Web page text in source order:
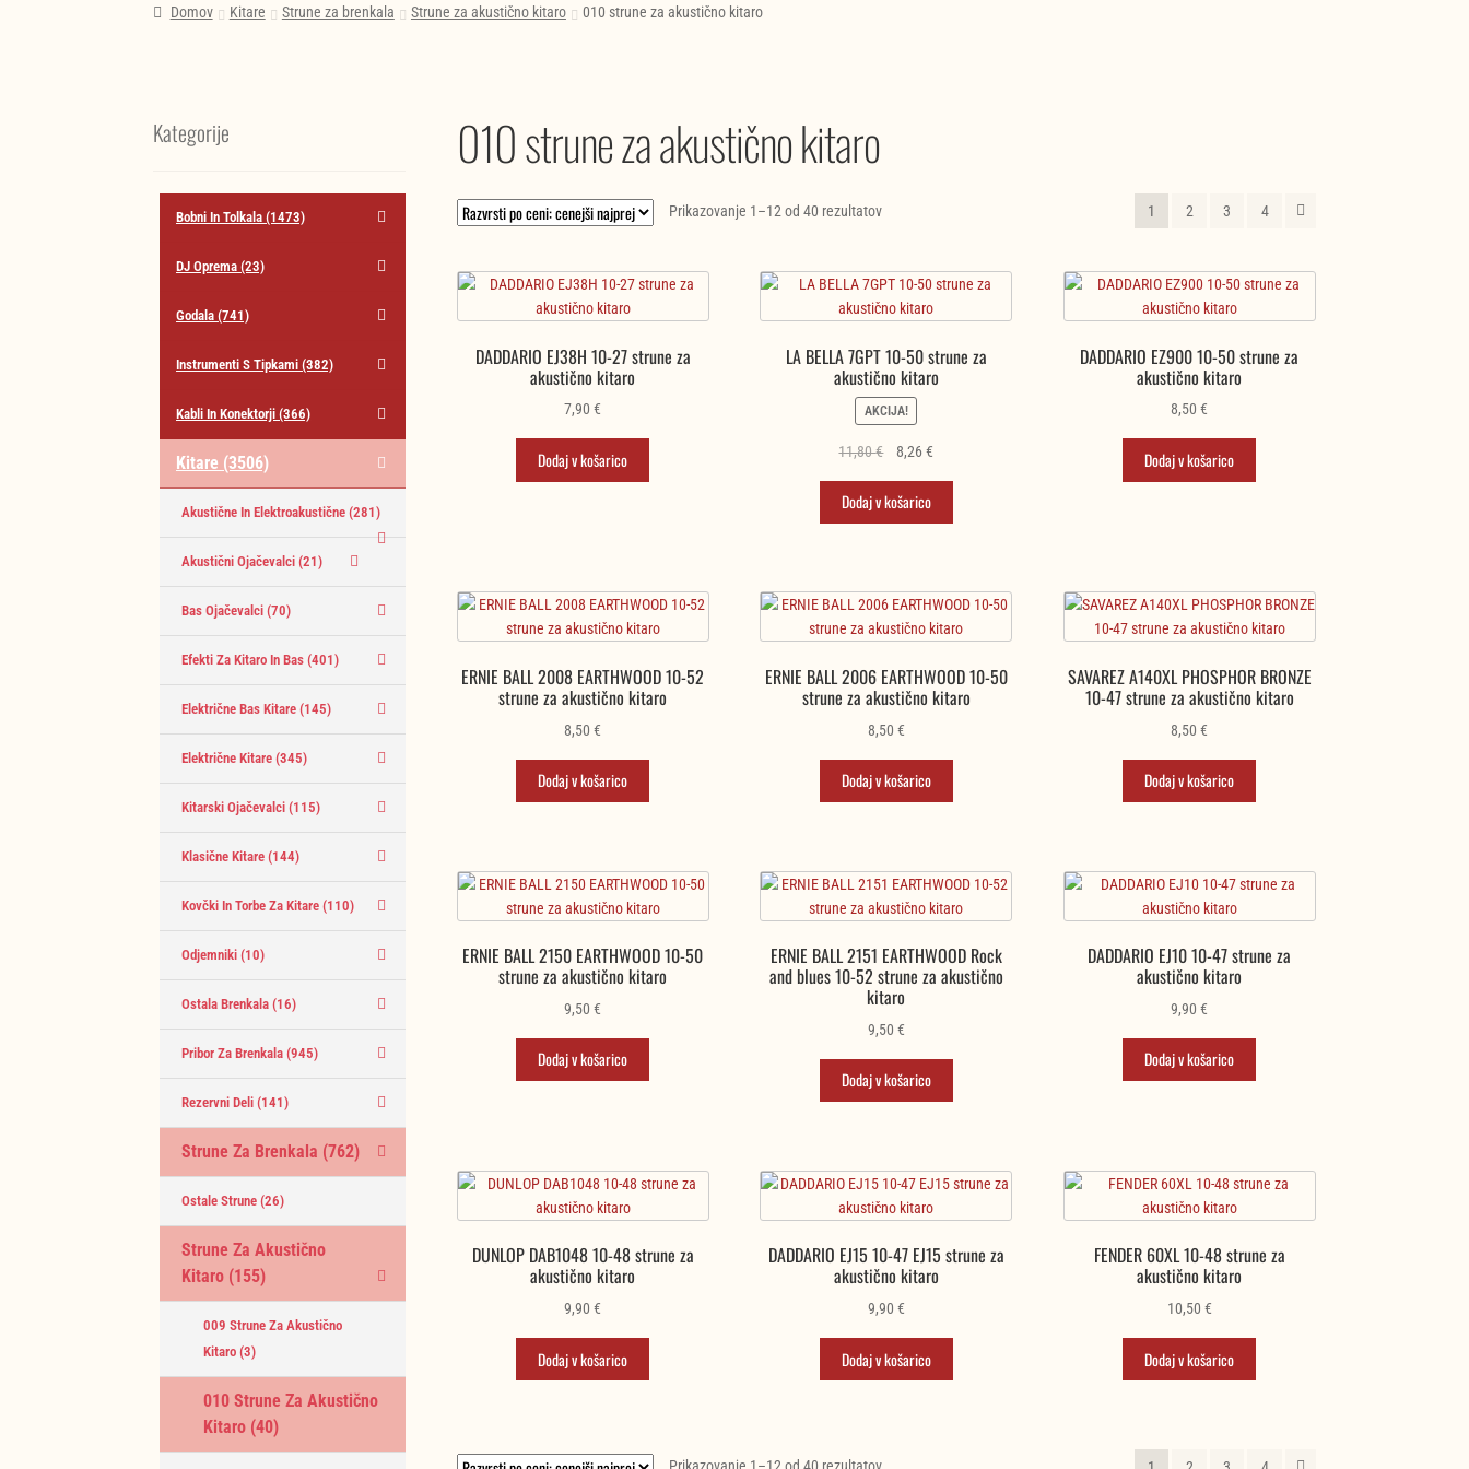
Domov Kitare Strune za brenkala Strune za akustično kitaro 010 strune za akustično kitaro
010 strune za akustično kitaro
Prikazovanje 1–12 od 40 rezultatovRazvrščeno
od
najnižje
najvišje
1 2 3 4
DADDARIO EJ38H 10-27 strune za
akustično kitaro
7,90€
Dodaj v košarico
LA BELLA 7GPT 10-50 strune za
akustično kitaro
AKCIJA!
11,80€
Izvirna
je
bila:
8,26€
8,26 €.
Dodaj v košarico
DADDARIO EZ900 10-50 strune za
akustično kitaro
8,50€
Dodaj v košarico
ERNIE BALL 2008 EARTHWOOD 10-52
strune za akustično kitaro
8,50€
Dodaj v košarico
ERNIE BALL 2006 EARTHWOOD 10-50
strune za akustično kitaro
8,50 €
Dodaj v košarico
SAVAREZ A140XL PHOSPHOR BRONZE
10-47 strune za akustično kitaro
8,50€
Dodaj v košarico
ERNIE BALL 2150 EARTHWOOD 10-50
strune za akustično kitaro
9,50€
Dodaj v košarico
ERNIE BALL 2151 EARTHWOOD Rock
and blues 10-52 strune za akustično
kitaro
9,50 €
Dodaj v košarico
DADDARIO EJ10 10-47 strune za
akustično kitaro
9,90€
Dodaj v košarico
DUNLOP DAB1048 10-48 strune za
akustično kitaro
9,90€
Dodaj v košarico
DADDARIO EJ15 10-47 EJ15 strune za
akustično kitaro
9,90 €
Dodaj v košarico
FENDER 60XL 10-48 strune za
akustično kitaro
10,50 €
Dodaj v košarico
Razvrščeno
Kategorije
Bobni In Tolkala(1473)
DJ Oprema(23)
Godala(741)
Instrumenti S Tipkami(382)
Kabli In Konektorji(366)
Kitare (3506)
Akustične In Elektroakustične(281)
Akustični Ojačevalci(21)
Bas Ojačevalci(70)
Efekti Za Kitaro In Bas(401)
Električne Bas Kitare(145)
Električne Kitare(345)
Kitarski Ojačevalci(115)
Klasične Kitare(144)
Kovčki In Torbe Za Kitare(110)
Odjemniki(10)
Ostala Brenkala(16)
Pribor Za Brenkala(945)
Rezervni Deli(141)
Strune Za Brenkala (762)
Ostale Strune(26)
Strune Za Akustično
Kitaro (155)
009 Strune Za Akustično
Kitaro(3)
010 Strune Za Akustično
Kitaro (40)